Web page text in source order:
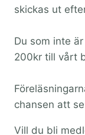
skickas ut
Du som inte
200kr till vårt
chansen att
Vill du bli